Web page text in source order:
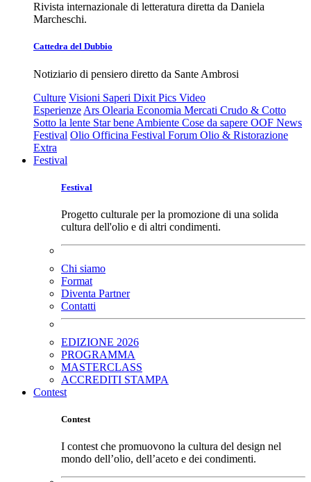
Rivista internazionale di letteratura diretta da Daniela
Marcheschi.
Cattedra del Dubbio
Notiziario di pensiero diretto da Sante Ambrosi
Culture Visioni Saperi Dixit Pics Video
Esperienze Ars Olearia Economia Mercati Crudo & Cotto
Sotto la lente Star bene Ambiente Cose da sapere OOF News
Festival Olio Officina Festival Forum Olio & Ristorazione
Extra
Festival
Festival
Progetto culturale per la promozione di una solida
cultura dell'olio e di altri condimenti.
Chi siamo
Format
Diventa Partner
Contatti
EDIZIONE 2026
PROGRAMMA
MASTERCLASS
ACCREDITI STAMPA
Contest
Contest
I contest che promuovono la cultura del design nel
mondo dell’olio, dell’aceto e dei condimenti.